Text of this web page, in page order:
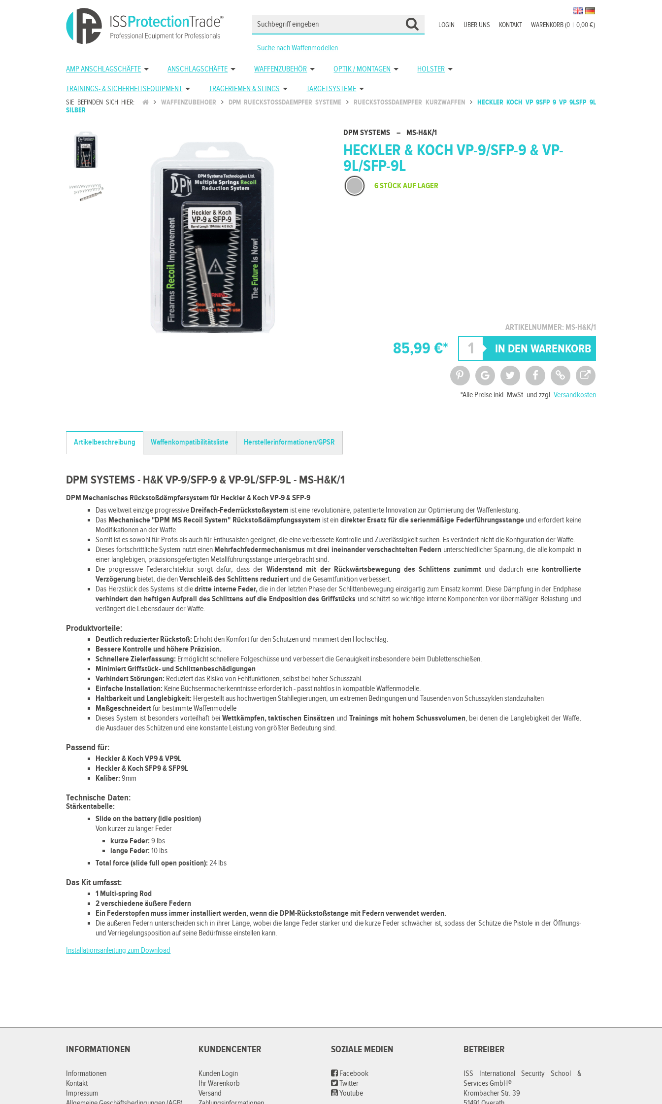
WARENKORB (0 | 0,00 €)
KONTAKT
ÜBER UNS
LOGIN
Suche nach Waffenmodellen
AMP ANSCHLAGSCHÄFTE ANSCHLAGSCHÄFTE WAFFENZUBEHÖR OPTIK / MONTAGEN HOLSTER
TRAININGS- & SICHERHEITSEQUIPMENT TRAGERIEMEN & SLINGS TARGETSYSTEME
SIE BEFINDEN SICH HIER: WAFFENZUBEHOER DPM RUECKSTOSSDAEMPFER SYSTEME RUECKSTOSSDAEMPFER KURZWAFFEN
HECKLER KOCH VP 9SFP 9 VP 9LSFP 9L
SILBER
DPM SYSTEMS – MS-H&K/1
HECKLER & KOCH VP-9/SFP-9 & VP-
9L/SFP-9L
ARTIKELNUMMER: MS-H&K/1
6 STÜCK AUF LAGER
85,99 €*
*Alle Preise inkl. MwSt. und zzgl. Versandkosten
Artikelbeschreibung Waffenkompatibilitätsliste Herstellerinformationen/GPSR
DPM SYSTEMS - H&K VP-9/SFP-9 & VP-9L/SFP-9L - MS-H&K/1
DPM Mechanisches Rückstoßdämpfersystem für Heckler & Koch VP-9 & SFP-9
Das weltweit einzige progressive Dreifach-Federrückstoßsystem ist eine revolutionäre, patentierte Innovation zur Optimierung der Waffenleistung.
Das Mechanische "DPM MS Recoil System" Rückstoßdämpfungssystem ist ein direkter Ersatz für die serienmäßige Federführungsstangeund erfordert keine
Modifikationen an der Waffe.
Somit ist es sowohl für Profis als auch für Enthusaisten geeignet, die eine verbessete Kontrolle und Zuverlässigkeit suchen. Es verändert nicht die Konfiguration der Waffe.
Dieses fortschrittliche System nutzt einen Mehrfachfedermechanismus mitdrei ineinander verschachtelten Federn unterschiedlicher Spannung, die alle kompakt in
einer langlebigen, präzisionsgefertigten Metallführungsstange untergebracht sind.
Die progressive Federarchitektur sorgt dafür, dass derWiderstand mit der Rückwärtsbewegung des Schlittens zunimmtund dadurch eine kontrollierte
Verzögerung bietet, die denVerschleiß des Schlittens reduziert und die Gesamtfunktion verbessert.
Das Herzstück des Systems ist diedritte interne Feder,die in der letzten Phase der Schlittenbewegung einzigartig zum Einsatz kommt. Diese Dämpfung in der Endphase
verhindert den heftigen Aufprall des Schlittens auf die Endposition des Griffstücks und schützt so wichtige interne Komponenten vor übermäßiger Belastung und
verlängert die Lebensdauer der Waffe.
Produktvorteile:
Deutlich reduzierter Rückstoß: Erhöht den Komfort für den Schützen und minimiert den Hochschlag.
Bessere Kontrolle und höhere Präzision.
Schnellere Zielerfassung: Ermöglicht schnellere Folgeschüsse und verbessert die Genauigkeit insbesondere beim Dublettenschießen.
Minimiert Griffstück- und Schlittenbeschädigungen
Verhindert Störungen: Reduziert das Risiko von Fehlfunktionen, selbst bei hoher Schusszahl.
Einfache Installation: Keine Büchsenmacherkenntnisse erforderlich - passt nahtlos in kompatible Waffenmodelle.
Haltbarkeit und Langlebigkeit: Hergestellt aus hochwertigen Stahllegierungen, um extremen Bedingungen und Tausenden von Schusszyklen standzuhalten
Maßgeschneidertfür bestimmte Waffenmodelle
Dieses System ist besonders vorteilhaft bei Wettkämpfen, taktischen Einsätzen und Trainings mit hohem Schussvolumen, bei denen die Langlebigkeit der Waffe,
die Ausdauer des Schützen und eine konstante Leistung von größter Bedeutung sind.
Passend für:
Heckler & Koch VP9 & VP9L
Heckler & Koch SFP9 & SFP9L
Kaliber: 9mm
Technische Daten:
Stärkentabelle:
Slide on the battery (idle position)
Von kurzer zu langer Feder
kurze Feder:9 lbs
lange Feder:10 lbs
Total force (slide full open position):24 lbs
Das Kit umfasst:
1 Multi-spring Rod
2 verschiedene äußere Federn
Ein Federstopfen muss immer installiert werden, wenn die DPM-Rückstoßstange mit Federn verwendet werden.
Die äußeren Federn unterscheiden sich in ihrer Länge, wobei die lange Feder stärker und die kurze Feder schwächer ist, sodass der Schütze die Pistole in der Öffnungs-
und Verriegelungsposition auf seine Bedürfnisse einstellen kann.
Installationsanleitung zum Download
INFORMATIONEN
Informationen
Kontakt
Impressum
KUNDENCENTER
Kunden Login
Ihr Warenkorb
Versand
SOZIALE MEDIEN
Facebook
Twitter
Youtube
BETREIBER
ISS International Security School &
Services GmbH®
Krombacher Str. 39